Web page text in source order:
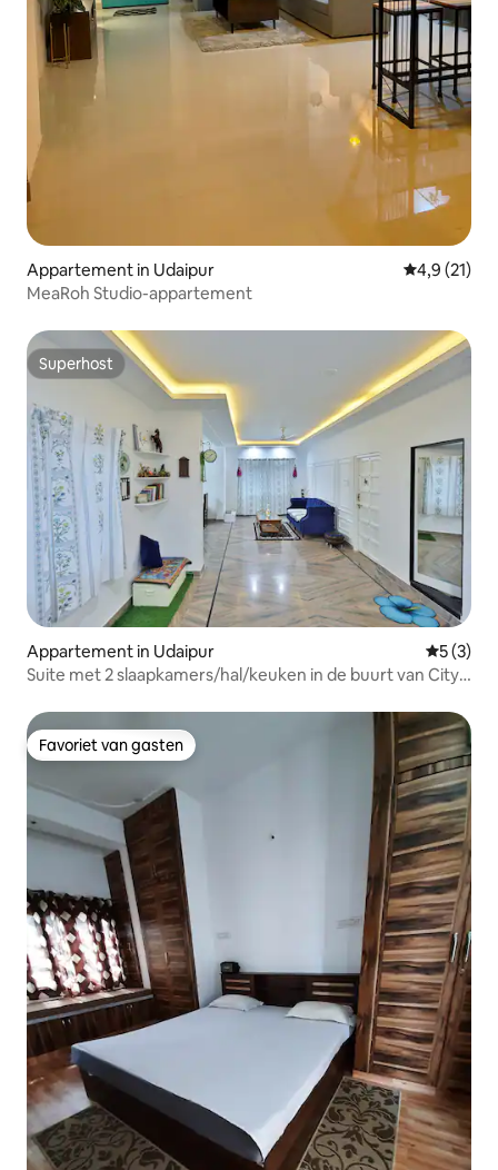
Appartement in Udaipur
4,9 (21)
MeaRoh Studio-appartement
Superhost
Superhost
Appartement in Udaipur
5 (3)
Suite met 2 slaapkamers/hal/keuken in de buurt van City
Favoriet van gasten
Favoriet van gasten